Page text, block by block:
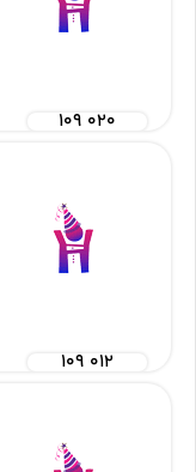
۱۰۹ ۰۲۰
۱۰۹ ۰۱۲